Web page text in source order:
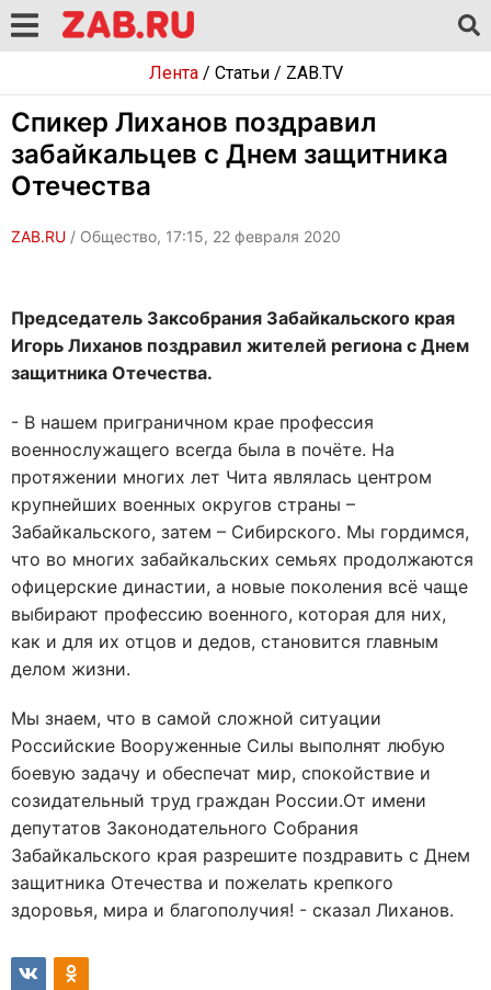
Лента/ Статьи/ ZAB.TV
Спикер Лиханов поздравил
забайкальцев с Днем защитника
Отечества
ZAB.RU / Общество, 17:15, 22 февраля 2020
Председатель Заксобрания Забайкальского края
Игорь Лиханов поздравил жителей региона с Днем
защитника Отечества.
- В нашем приграничном крае профессия
военнослужащего всегда была в почёте. На
протяжении многих лет Чита являлась центром
крупнейших военных округов страны –
Забайкальского, затем – Сибирского. Мы гордимся,
что во многих забайкальских семьях продолжаются
офицерские династии, а новые поколения всё чаще
выбирают профессию военного, которая для них,
как и для их отцов и дедов, становится главным
делом жизни.
Мы знаем, что в самой сложной ситуации
Российские Вооруженные Силы выполнят любую
боевую задачу и обеспечат мир, спокойствие и
созидательный труд граждан России.От имени
депутатов Законодательного Собрания
Забайкальского края разрешите поздравить с Днем
защитника Отечества и пожелать крепкого
здоровья, мира и благополучия! - сказал Лиханов.